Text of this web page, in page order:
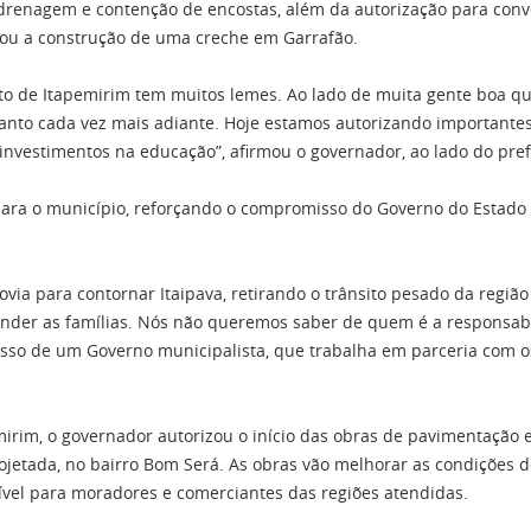
e contenção de encostas, além da autorização para
a construção de uma creche em Garrafão.
de Itapemirim tem muitos lemes. Ao lado de muita gente boa
cada vez mais adiante. Hoje estamos autorizando
na educação”, afirmou o governador, ao lado do
o município, reforçando o compromisso do Governo do
para contornar Itaipava, retirando o trânsito pesado da
as famílias. Nós não queremos saber de quem é a
de um Governo municipalista, que trabalha em parceria
o governador autorizou o início das obras de pavimentação
no bairro Bom Será. As obras vão melhorar as
para moradores e comerciantes das regiões atendidas.